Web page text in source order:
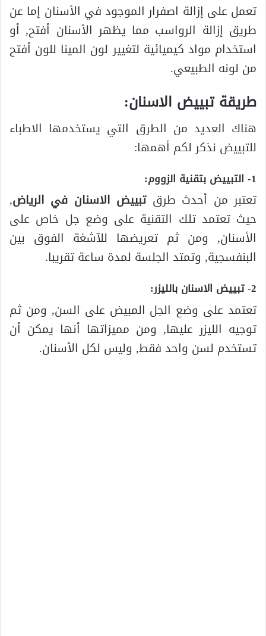
تعمل على إزالة اصفرار الموجود في الأسنان إما عن
طريق إزالة الرواسب مما يظهر الأسنان أفتح, أو
استخدام مواد كيميائية لتغيير لون المينا للون أفتح
من لونه الطبيعي.
طريقة تبييض الاسنان:
هناك العديد من الطرق التي يستخدمها الاطباء
للتبييض نذكر لكم أهمها:
1- التبييض بتقنية الزووم:
تعتبر من أحدث طرقتبييض الاسنان في الرياض,
حيث تعتمد تلك التقنية على وضع جل خاص على
الأسنان, ومن ثم تعريضها للآشغة الفوق بين
البنفسجية, وتمتد الجلسة لمدة ساعة تقريبا.
2- تبييض الاسنان بالليزر:
تعتمد على وضع الجل المبيض على السن, ومن ثم
توجيه الليزر عليها, ومن مميزاتها أنها يمكن أن
تستخدم لسن واحد فقط, وليس لكل الأسنان.